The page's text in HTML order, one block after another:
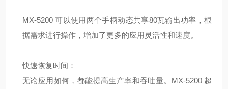
MX-5200 可以使用两个手柄动态共享80瓦输出功率，根
据需求进行操作，增加了更多的应用灵活性和速度。
快速恢复时间：
无论应用如何，都能提高生产率和吞吐量。MX-5200 超